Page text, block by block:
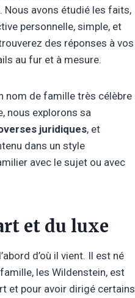
Nous avons étudié les faits,
personnelle, simple, et
des réponses à vos
au fur et à mesure.
nom de famille très célèbre
nous explorons sa
juridiques, et
dans un style
avec le sujet ou avec
et du luxe
d’où il vient. Il est né
les Wildenstein, est
et pour avoir dirigé certains